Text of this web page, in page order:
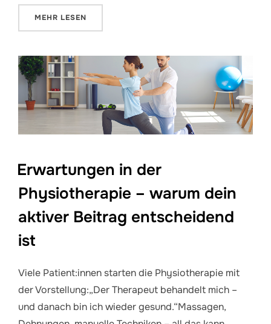
MEHR ÜBER „MASSAGE & VERSPANNUNGEN – WAS
LESEN
Erwartungen in der
Physiotherapie – warum dein
aktiver Beitrag entscheidend
ist
Viele Patient:innen starten die Physiotherapie mit
der Vorstellung:„Der Therapeut behandelt mich –
und danach bin ich wieder gesund.“Massagen,